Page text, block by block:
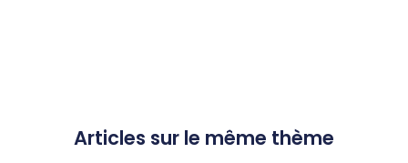
Articles sur le même thème